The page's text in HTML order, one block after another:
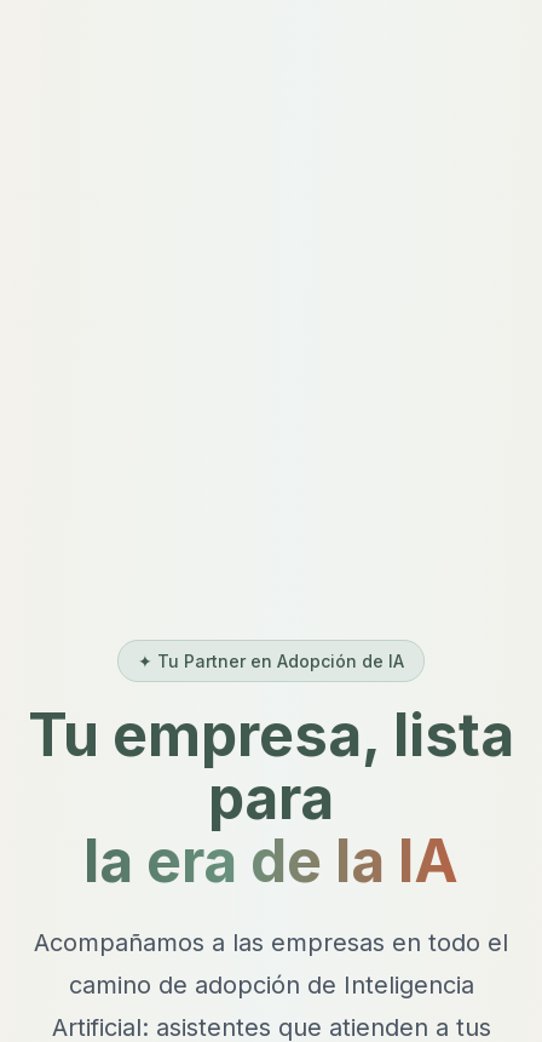
✦ Tu Partner en Adopción de IA
Tu empresa, lista
para
la era de la IA
Acompañamos a las empresas en todo el
camino de adopción de Inteligencia
Artificial: asistentes que atienden a tus